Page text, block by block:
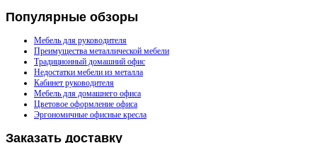
Популярные обзоры
Мебель для руководителя
Преимущества металлической мебели
Традиционный домашний офис
Недостатки мебели из металла
Кабинет руководителя
Мебель для домашнего офиса
Цветовое оформление офиса
Эргономичные офисные кресла
Заказать доставку